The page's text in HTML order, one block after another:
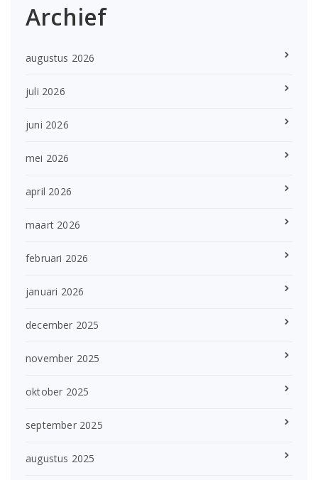
Archief
augustus 2026
juli 2026
juni 2026
mei 2026
april 2026
maart 2026
februari 2026
januari 2026
december 2025
november 2025
oktober 2025
september 2025
augustus 2025